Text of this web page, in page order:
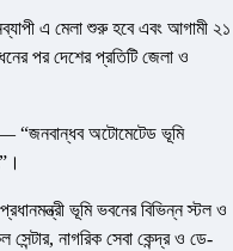
এ মেলা শুরু হবে এবং আগামী ২১
পর দেশের প্রতিটি জেলা ও
“জনবান্ধব অটোমেটেড ভূমি
ভূমি ভবনের বিভিন্ন স্টল ও
নাগরিক সেবা কেন্দ্র ও ডে-